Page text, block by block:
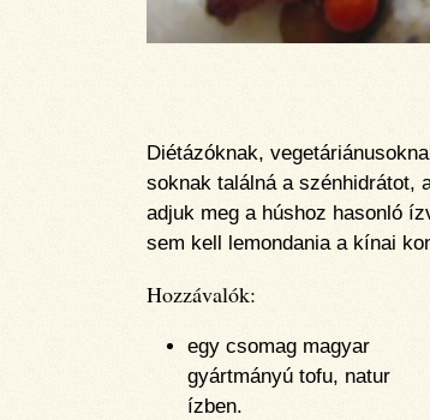
Diétázóknak,
soknak találná a szénhidrátot,
adjuk meg a húshoz hasonló
sem kell lemondania a kínai
Hozzávalók:
egy csomag magyar
gyártmányú tofu, natur
ízben.